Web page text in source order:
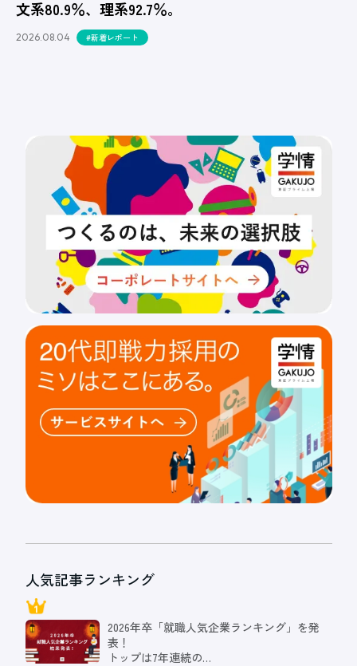
文系80.9％、理系92.7％。
2026.08.04 #新着レポート
人気記事ランキング
2026年卒「就職人気企業ランキング」を発
表！
トップは7年連続の…